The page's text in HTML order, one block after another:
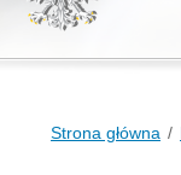
Strona główna